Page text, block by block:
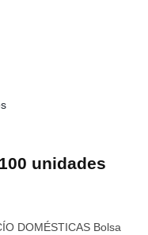
unidades
DOMÉSTICAS Bolsa